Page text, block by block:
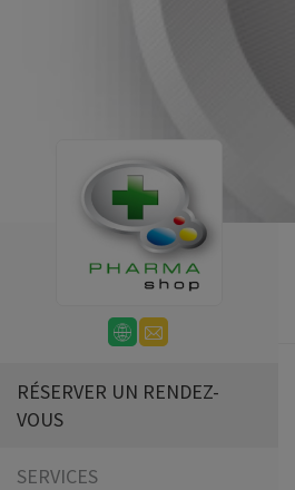
RÉSERVER UN RENDEZ-
VOUS
SERVICES